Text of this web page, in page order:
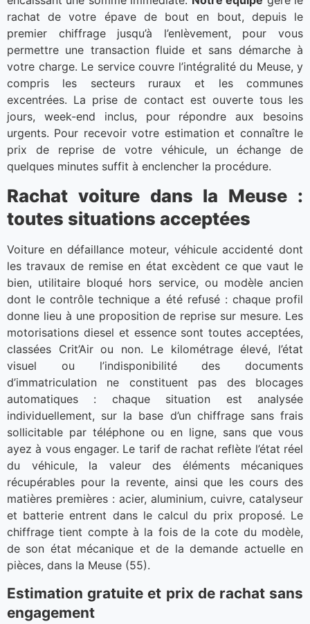
rachat de votre épave de bout en bout, depuis le
premier chiffrage jusqu’à l’enlèvement, pour vous
permettre une transaction fluide et sans démarche à
votre charge. Le service couvre l’intégralité du Meuse, y
compris les secteurs ruraux et les communes
excentrées. La prise de contact est ouverte tous les
jours, week-end inclus, pour répondre aux besoins
urgents. Pour recevoir votre estimation et connaître le
prix de reprise de votre véhicule, un échange de
quelques minutes suffit à enclencher la procédure.
Rachat voiture dans la Meuse :
toutes situations acceptées
Voiture en défaillance moteur, véhicule accidenté dont
les travaux de remise en état excèdent ce que vaut le
bien, utilitaire bloqué hors service, ou modèle ancien
dont le contrôle technique a été refusé : chaque profil
donne lieu à une proposition de reprise sur mesure. Les
motorisations diesel et essence sont toutes acceptées,
classées Crit’Air ou non. Le kilométrage élevé, l’état
visuel ou l’indisponibilité des documents
d’immatriculation ne constituent pas des blocages
automatiques : chaque situation est analysée
individuellement, sur la base d’un chiffrage sans frais
sollicitable par téléphone ou en ligne, sans que vous
ayez à vous engager. Le tarif de rachat reflète l’état réel
du véhicule, la valeur des éléments mécaniques
récupérables pour la revente, ainsi que les cours des
matières premières : acier, aluminium, cuivre, catalyseur
et batterie entrent dans le calcul du prix proposé. Le
chiffrage tient compte à la fois de la cote du modèle,
de son état mécanique et de la demande actuelle en
pièces, dans la Meuse (55).
Estimation gratuite et prix de rachat sans
engagement